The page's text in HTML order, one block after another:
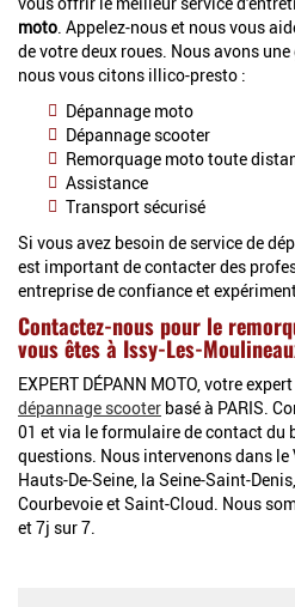
moto. Appelez-nous et nous vous
de votre deux roues. Nous avons
nous vous citons illico-presto :
Dépannage moto
Dépannage scooter
Remorquage moto toute
Assistance
Transport sécurisé
Si vous avez besoin de service de
est important de contacter des
entreprise de confiance et
Contactez-nous pour le
vous êtes à Issy-Les-
EXPERT DÉPANN MOTO, votre
dépannage scooter basé à PARIS.
01 et via le formulaire de contact du
questions. Nous intervenons dans le
Hauts-De-Seine, la Seine-Saint-
Courbevoie et Saint-Cloud. Nous
et 7j sur 7.